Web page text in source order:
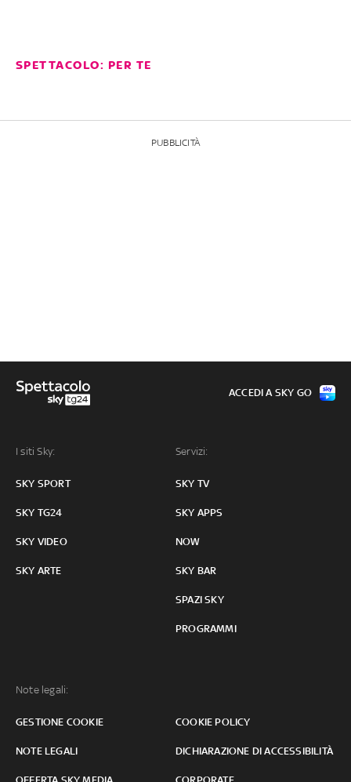
SPETTACOLO: PER TE
PUBBLICITÀ
I siti Sky:
SKY SPORT
SKY TG24
SKY VIDEO
SKY ARTE
Servizi:
SKY TV
SKY APPS
NOW
SKY BAR
SPAZI SKY
PROGRAMMI
Note legali:
GESTIONE COOKIE COOKIE POLICY
NOTE LEGALI DICHIARAZIONE DI ACCESSIBILITÀ
ACCEDI A SKY GO